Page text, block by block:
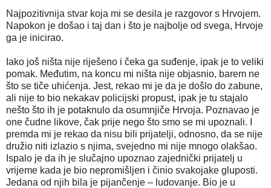
Najpozitivnija stvar koja mi se desila je razgovor s Hrvojem.
Napokon je došao i taj dan i što je najbolje od svega, Hrvoje
ga je inicirao.
Iako još ništa nije riješeno i čeka ga suđenje, ipak je to veliki
pomak. Međutim, na koncu mi ništa nije objasnio, barem ne
što se tiče uhićenja. Jest, rekao mi je da je došlo do zabune,
ali nije to bio nekakav policijski propust, ipak je tu stajalo
nešto što ih je potaknulo da osumnjiče Hrvoja. Poznavao je
one čudne likove, čak prije nego što smo se mi upoznali. I
premda mi je rekao da nisu bili prijatelji, odnosno, da se nije
družio niti izlazio s njima, svejedno mi nije mnogo olakšao.
Ispalo je da ih je slučajno upoznao zajednički prijatelj u
vrijeme kada je bio nepromišljen i činio svakojake gluposti.
Jedana od njih bila je pijančenje – ludovanje. Bio je u